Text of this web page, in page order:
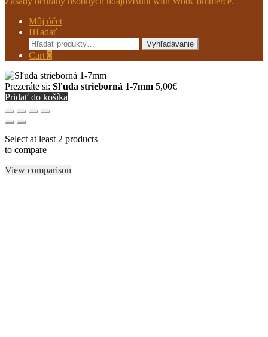
Môj účet
Hľadať
Hľadať:
Vyhľadávanie
Cart 0
Prezeráte si: Sľuda strieborná 1-7mm 5,00€
Pridať do košíka
Select at least 2 products
to compare
View comparison